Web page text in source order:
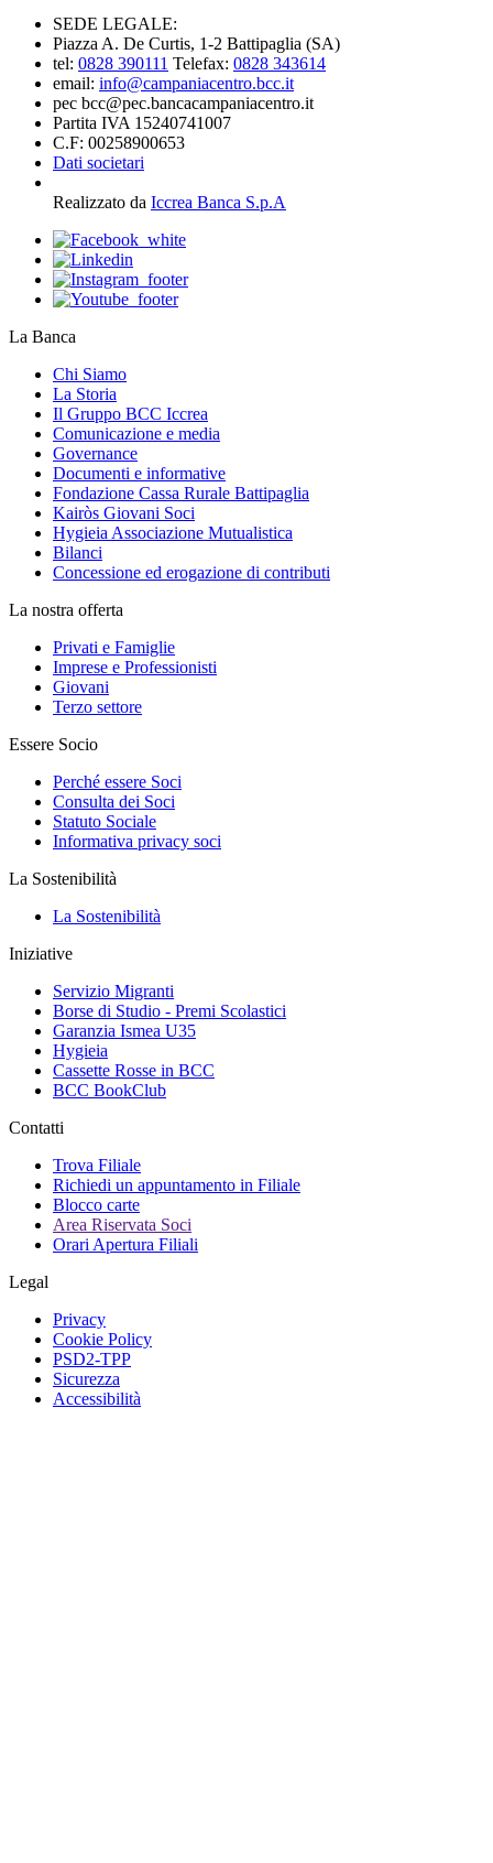
SEDE LEGALE:
Piazza A. De Curtis, 1-2 Battipaglia (SA)
tel: 0828 390111 Telefax: 0828 343614
email: info@campaniacentro.bcc.it
pec bcc@pec.bancacampaniacentro.it
Partita IVA 15240741007
C.F: 00258900653
Dati societari
Realizzato da Iccrea Banca S.p.A
La Banca
Chi Siamo
La Storia
Il Gruppo BCC Iccrea
Comunicazione e media
Governance
Documenti e informative
Fondazione Cassa Rurale Battipaglia
Kairòs Giovani Soci
Hygieia Associazione Mutualistica
Bilanci
Concessione ed erogazione di contributi
La nostra offerta
Privati e Famiglie
Imprese e Professionisti
Giovani
Terzo settore
Essere Socio
Perché essere Soci
Consulta dei Soci
Statuto Sociale
Informativa privacy soci
La Sostenibilità
La Sostenibilità
Iniziative
Servizio Migranti
Borse di Studio - Premi Scolastici
Garanzia Ismea U35
Hygieia
Cassette Rosse in BCC
BCC BookClub
Contatti
Trova Filiale
Richiedi un appuntamento in Filiale
Blocco carte
Area Riservata Soci
Orari Apertura Filiali
Legal
Privacy
Cookie Policy
PSD2-TPP
Sicurezza
Accessibilità